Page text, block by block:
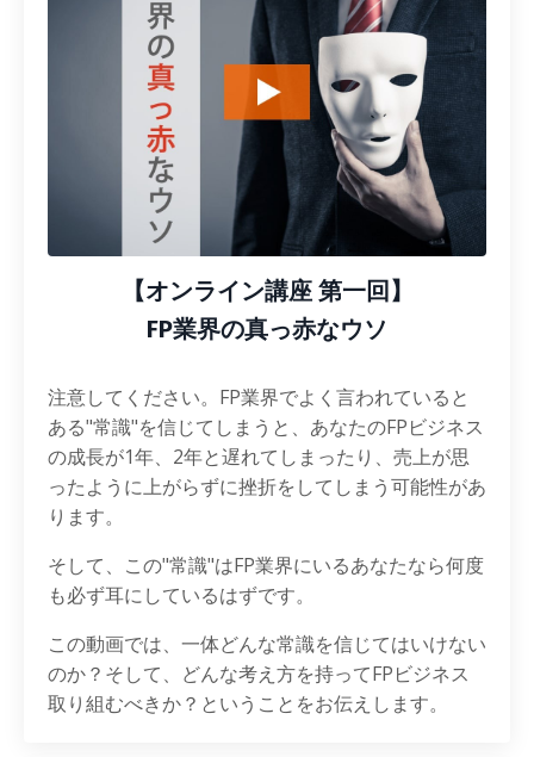
【オンライン講座 第一回】
FP業界の真っ赤なウソ
注意してください。FP業界でよく言われていると
ある"常識"を信じてしまうと、あなたのFPビジネス
の成長が1年、2年と遅れてしまったり、売上が思
ったように上がらずに挫折をしてしまう可能性があ
ります。
そして、この"常識"はFP業界にいるあなたなら何度
も必ず耳にしているはずです。
この動画では、一体どんな常識を信じてはいけない
のか？そして、どんな考え方を持ってFPビジネス
取り組むべきか？ということをお伝えします。